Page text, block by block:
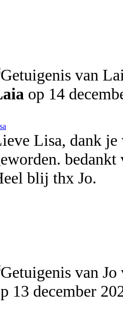
op 14
Lisa, dank
blij thx Jo.
13 december